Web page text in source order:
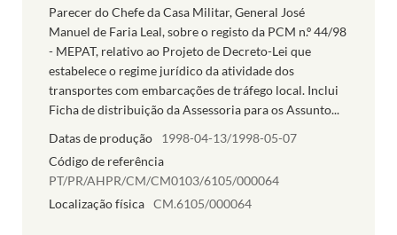
Parecer do Chefe da Casa Militar, General José
Manuel de Faria Leal, sobre o registo da PCM n.º 44/98
- MEPAT, relativo ao Projeto de Decreto-Lei que
estabelece o regime jurídico da atividade dos
transportes com embarcações de tráfego local. Inclui
Ficha de distribuição da Assessoria para os Assunto...
Datas de produção
1998-04-13/1998-05-07
Código de referência
PT/PR/AHPR/CM/CM0103/6105/000064
Localização física CM.6105/000064